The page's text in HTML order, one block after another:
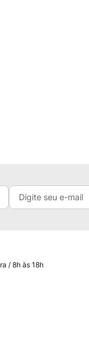
/ 8h às 18h